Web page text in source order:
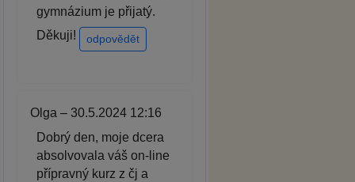
gymnázium je přijatý.
Děkuji!
odpovědět
Olga – 30.5.2024 12:16
Dobrý den, moje dcera
absolvovala váš on-line
přípravný kurz z čj a